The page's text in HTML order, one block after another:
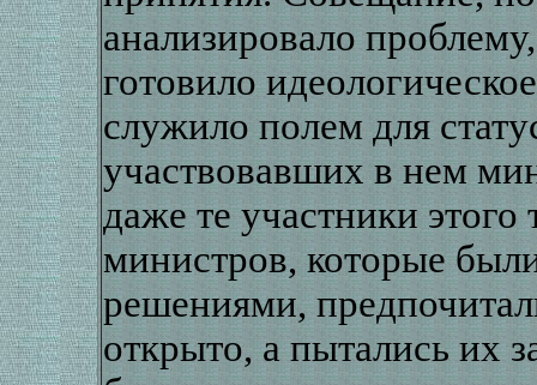
анализировало
готовило
служило полем для
участвовавших в нем
даже те участники
министров, которые
решениями,
открыто, а пытались их